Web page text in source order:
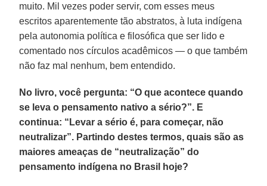
muito. Mil vezes poder servir, com esses meus
escritos aparentemente tão abstratos, à luta indígena
pela autonomia política e filosófica que ser lido e
comentado nos círculos acadêmicos — o que também
não faz mal nenhum, bem entendido.
No livro, você pergunta: “O que acontece quando
se leva o pensamento nativo a sério?”. E
continua: “Levar a sério é, para começar, não
neutralizar”. Partindo destes termos, quais são as
maiores ameaças de “neutralização” do
pensamento indígena no Brasil hoje?